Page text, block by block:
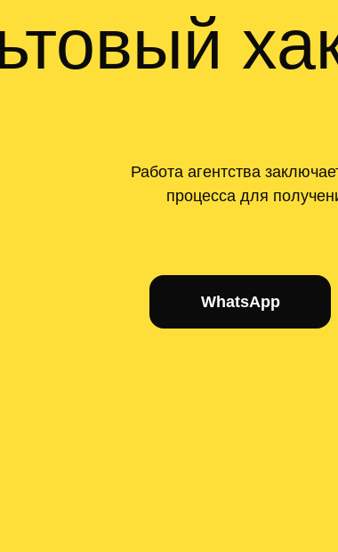
WhatsApp
Работа агентства
процесса для